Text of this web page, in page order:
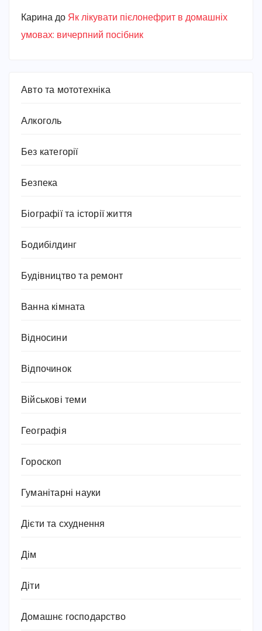
Карина до Як лікувати пієлонефрит в домашніх
умовах: вичерпний посібник
Авто та мототехніка
Алкоголь
Без категорії
Безпека
Біографії та історії життя
Бодибілдинг
Будівництво та ремонт
Ванна кімната
Відносини
Відпочинок
Військові теми
Географія
Гороскоп
Гуманітарні науки
Дієти та схуднення
Дім
Діти
Домашнє господарство